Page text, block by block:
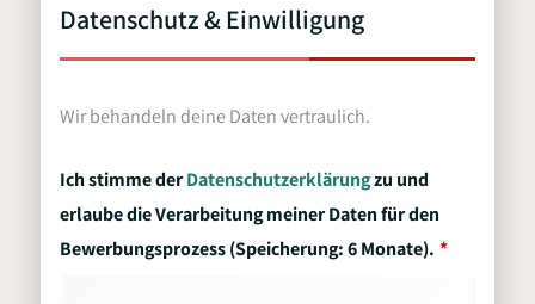
Datenschutz & Einwilligung
Wir behandeln deine Daten vertraulich.
Ich stimme derDatenschutzerklärungzu und
erlaube die Verarbeitung meiner Daten für den
Bewerbungsprozess (Speicherung: 6 Monate).